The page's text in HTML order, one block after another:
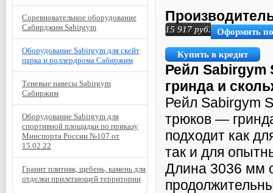
15 917 руб. Оформить
Купить в кредит
Рейл Sabirgym
гринда и
Рейл Sabirgym
трюков —
подходит как
так и для
Длина 3036 мм
Соревновательное оборудование
Сабирджим Sabirgym
Оборудование Sabirgym для скейт
парка и роллердрома Сабиржим
Теневые навесы Sabirgym
Сабиржим
Оборудование Sabirgym для
спортивной площадки по приказу
Минспорта России №107 от
15.02.22
Гранит плитняк, щебень, камень для
отделки прилегающей территории